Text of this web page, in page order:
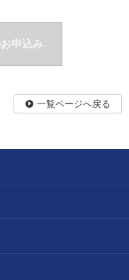
申込み
一覧ページへ戻る